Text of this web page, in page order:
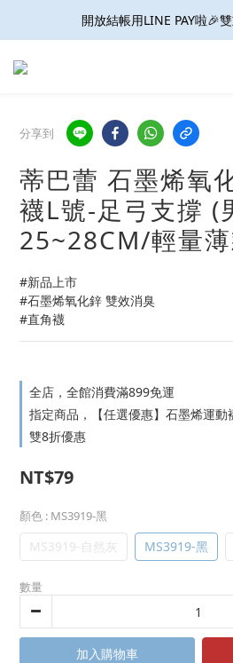
接住妳的微滲尷尬! 防輕漏抗
開放結帳用LINE PAY啦🎉
接住妳的微滲尷尬! 防輕漏抗
分享到
蒂巴蕾 石墨烯氧
襪L號-足弓支撐 (
25~28CM/輕量
#新品上市
#石墨烯氧化鋅 雙效消臭
#直角襪
全店，全館消費滿899免運
指定商品，【任選優惠】石墨烯運
雙8折優惠
NT$79
顏色 : MS3919-黑
MS3919-自然灰 MS3919-黑
數量
加入購物車